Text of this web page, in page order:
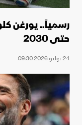
رسمياً.. يورغن
حتى 2030
24 يوليو 2026 09:30